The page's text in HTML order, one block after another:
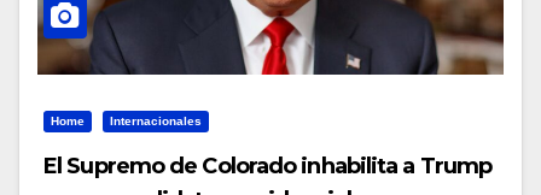
Home Internacionales
El Supremo de Colorado inhabilita a Trump